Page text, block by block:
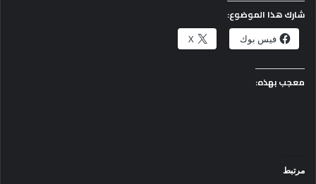
شارك هذا الموضوع:
فيس بوك X
معجب بهذه:
مرتبط